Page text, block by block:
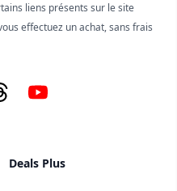
liens présents sur le site
effectuez un achat, sans frais
YouTube
Deals Plus